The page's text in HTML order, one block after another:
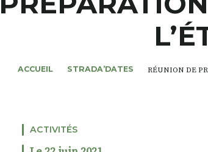
ACCUEIL STRADA’DATES RÉUNION DE
ACTIVITÉS